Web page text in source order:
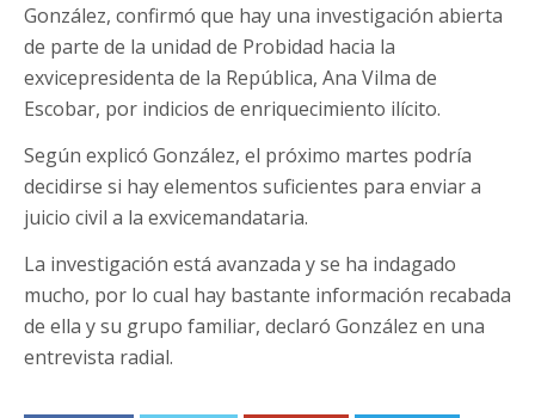
González, confirmó que hay una investigación abierta
de parte de la unidad de Probidad hacia la
exvicepresidenta de la República, Ana Vilma de
Escobar, por indicios de enriquecimiento ilícito.
Según explicó González, el próximo martes podría
decidirse si hay elementos suficientes para enviar a
juicio civil a la exvicemandataria.
La investigación está avanzada y se ha indagado
mucho, por lo cual hay bastante información recabada
de ella y su grupo familiar, declaró González en una
entrevista radial.